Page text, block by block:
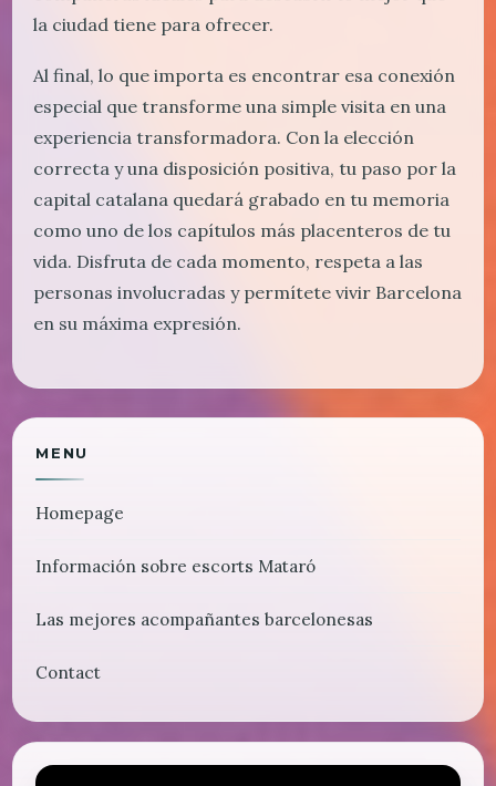
la ciudad tiene para ofrecer.
Al final, lo que importa es encontrar esa conexión
especial que transforme una simple visita en una
experiencia transformadora. Con la elección
correcta y una disposición positiva, tu paso por la
capital catalana quedará grabado en tu memoria
como uno de los capítulos más placenteros de tu
vida. Disfruta de cada momento, respeta a las
personas involucradas y permítete vivir Barcelona
en su máxima expresión.
MENU
Homepage
Información sobre escorts Mataró
Las mejores acompañantes barcelonesas
Contact